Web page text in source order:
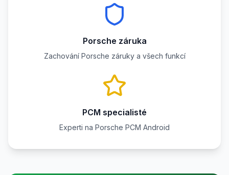
Porsche záruka
Zachování Porsche záruky a všech funkcí
PCM specialisté
Experti na Porsche PCM Android